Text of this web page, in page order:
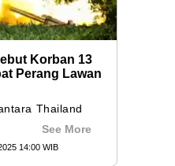
Korban 13
Perang Lawan
Thailand
See More
14:00 WIB